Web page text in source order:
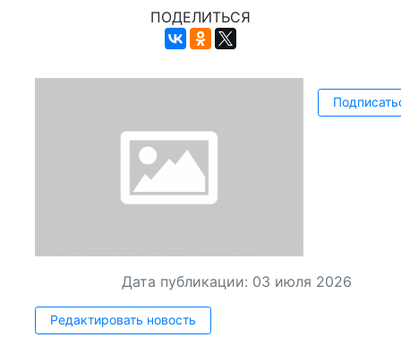
ПОДЕЛИТЬСЯ
Дата публикации: 03 июля 2026
Редактировать новость